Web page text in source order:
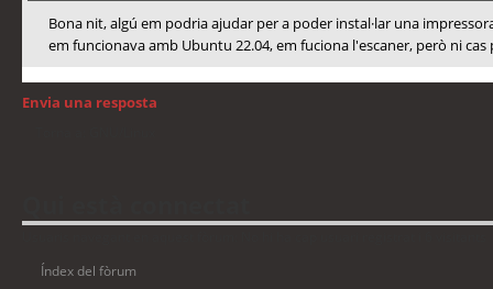
Bona nit, algú em podria ajudar per a poder instal·lar una
em funcionava amb Ubuntu 22.04, em fuciona l'escaner, però ni cas
Envia una resposta
Índex del fòrum